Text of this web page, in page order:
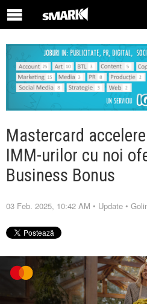
Mastercard
IMM-urilor cu noi
Business Bonus
03 Feb. 2025, 10:42 AM • Update •